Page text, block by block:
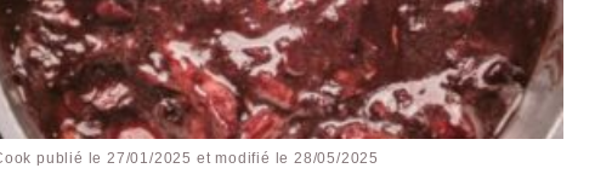
publié le27/01/2025 et modifié le 28/05/2025